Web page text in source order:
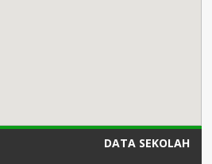
DATA SEKOLAH